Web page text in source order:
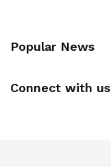
Popular News
Connect with us